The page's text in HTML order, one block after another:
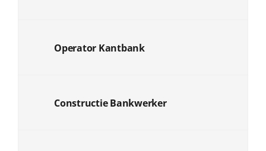
Operator Kantbank
Constructie Bankwerker